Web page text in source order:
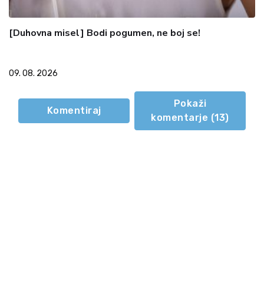
[Duhovna misel] Bodi pogumen, ne boj se!
09. 08. 2026
Komentiraj
Pokaži
komentarje (13)